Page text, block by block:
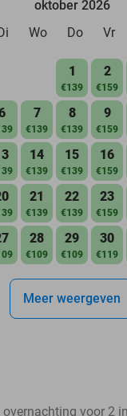
oktober 2026
Wo Do Vr
1
€139
2
€159
7
€139
8
€139
9
€159
14
€139
15
€139
16
€159
21
€139
22
€139
23
€159
28
€109
29
€109
30
€119
Meer weergeven
voor 2